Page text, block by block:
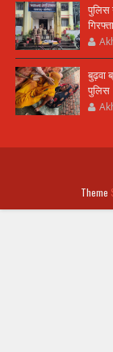
पुलिस
बुढ़वा
पुलिस
Theme